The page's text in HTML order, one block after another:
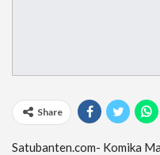
Share
Satubanten.com- Komika